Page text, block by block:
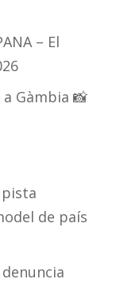
– El
Gàmbia 📸
de país